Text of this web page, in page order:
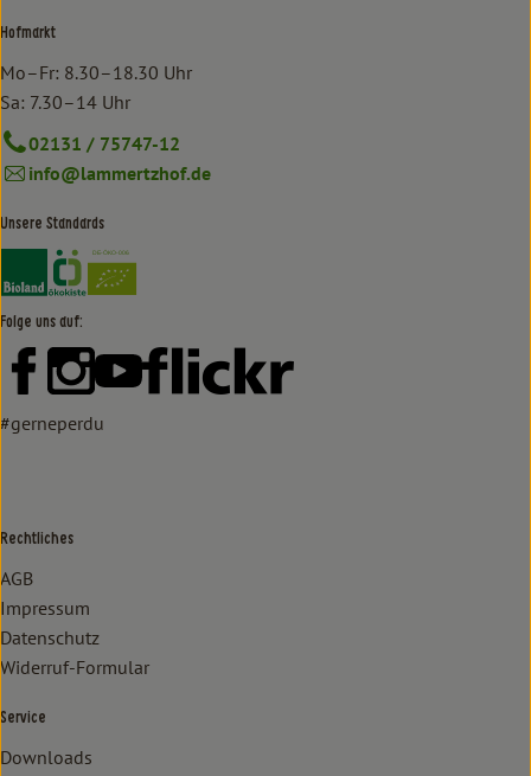
Hofmarkt
Mo–Fr: 8.30–18.30 Uhr
Sa: 7.30–14 Uhr
02131 / 75747-12
info@lammertzhof.de
Unsere Standards
Externer Link zu https://www.bioland.de/verbraucher
Externer Link zu https://www.oekokiste.de/
Folge uns auf:
Externer Link zu https://www.facebook.com/lammertzhof/
Externer Link zu https://www.instagram.com/
Externer Link zu https://www.youtube.com/
Externer Link zu https://
#gerneperdu
Rechtliches
AGB
Impressum
Datenschutz
Widerruf-Formular
Service
Downloads